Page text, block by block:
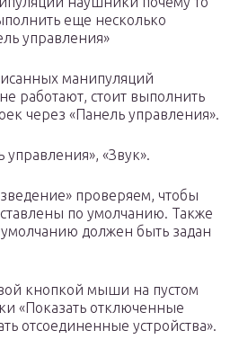
еще несколько
управления»
манипуляций
работают, стоит выполнить
через «Панель управления».
«Звук».
проверяем, чтобы
по умолчанию. Также
умолчанию должен быть задан
кнопкой мыши на пустом
«Показать отключенные
отсоединенные устройства».